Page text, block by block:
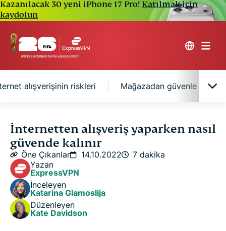
Kazanılacak 30 yeni iPhone 17 Pro! Katılmak için
kaydolun
alışverişinin riskleri Mağazadan güvenle
Güvenli çevrimiçi alışveriş için en iyi 20 ipucu
İnternet alışverişinin riskleri
Mağazadan güvenle alışveriş yapmak
SSS: İnternet alışverişi güvenliği
İnternetten alışveriş yaparken nasıl
güvende kalınır
Öne Çıkanlar 14.10.2022
7 dakika
Yazan
ExpressVPN
İnceleyen
Katarina Glamoslija
Düzenleyen
Kate Davidson